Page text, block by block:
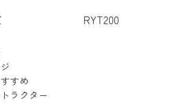
すめ
ラクター
RYT200